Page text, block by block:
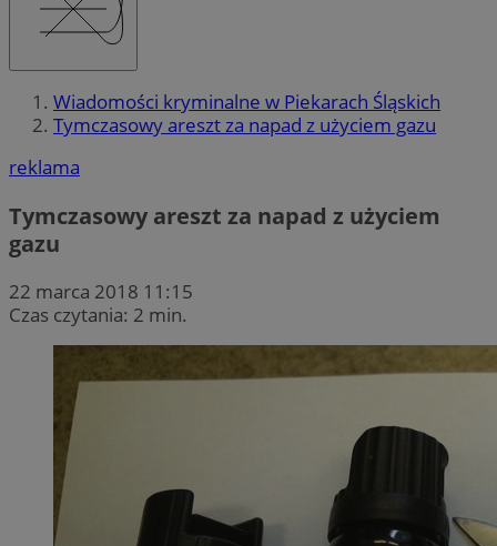
Wiadomości kryminalne w Piekarach Śląskich
Tymczasowy areszt za napad z użyciem gazu
reklama
Tymczasowy areszt za napad z użyciem
gazu
22 marca 2018 11:15
Czas czytania: 2 min.